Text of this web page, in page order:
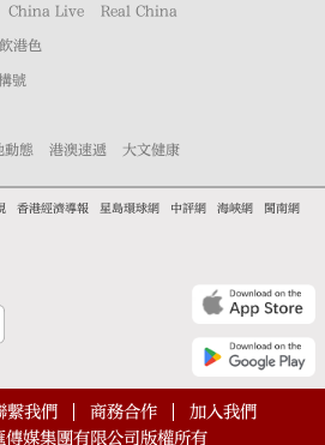
China Live Real China
港色
號
動態 港澳速遞 大文健康
香港經濟導報 星島環球網 中評網 海峽網
閩南網
繫我們 商務合作
加入我們
傳媒集團有限公司版權所有